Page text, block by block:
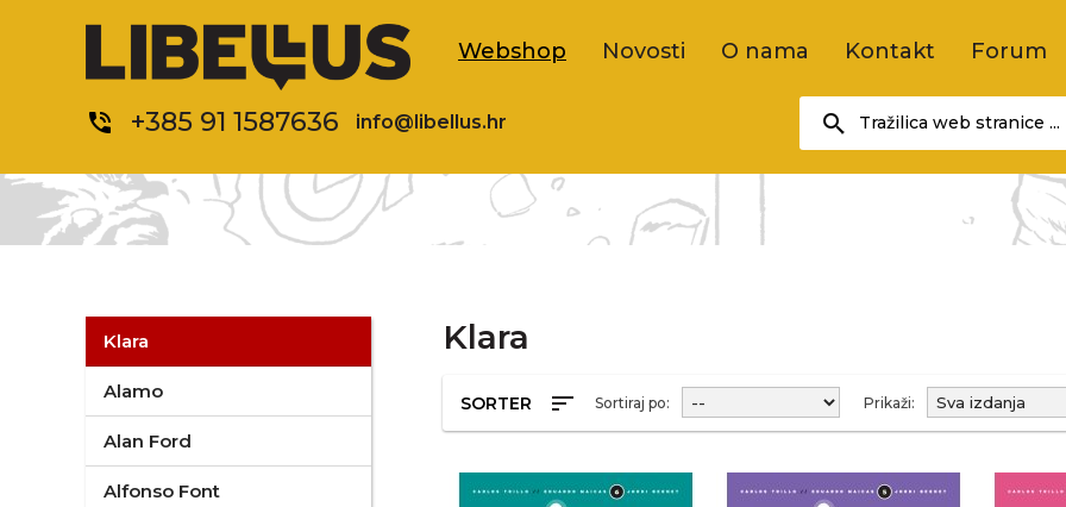
Webshop Novosti O nama Kontakt Forum
phone_in_talk +385 91 1587636 info@libellus.hr
Klara
Alamo
Alan Ford
Alfonso Font
Klara
SORTER sort Sortiraj po: Prikaži: